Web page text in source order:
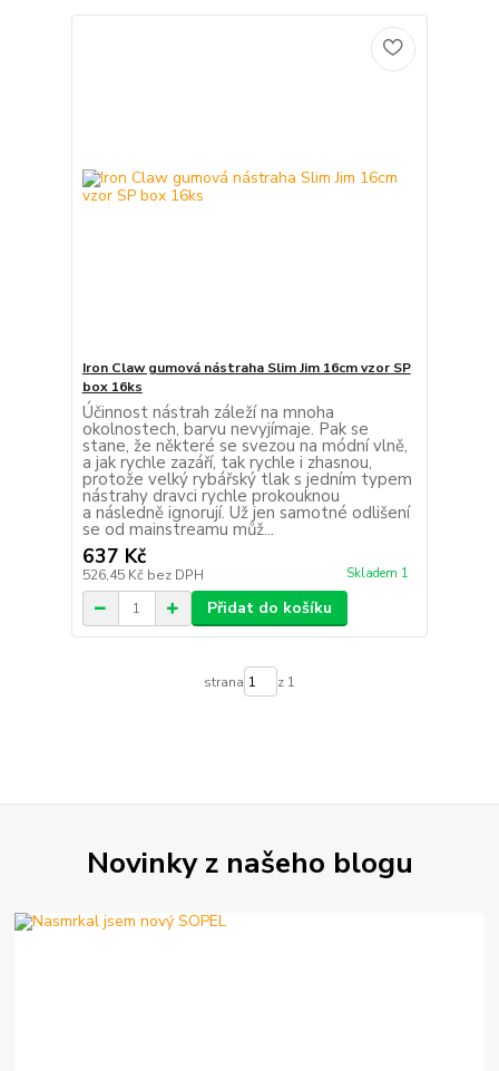
Iron Claw gumová nástraha Slim Jim 16cm vzor SP
box 16ks
Účinnost nástrah záleží na mnoha
okolnostech, barvu nevyjímaje. Pak se
stane, že některé se svezou na módní vlně,
a jak rychle zazáří, tak rychle i zhasnou,
protože velký rybářský tlak s jedním typem
nástrahy dravci rychle prokouknou
a následně ignorují. Už jen samotné odlišení
se od mainstreamu můž...
637 Kč
526,45 Kč bez DPH Skladem 1
Přidat do košíku
strana z 1
Novinky z našeho blogu